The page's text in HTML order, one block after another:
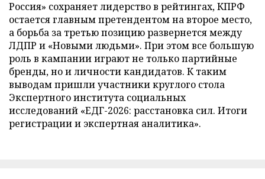
Россия» сохраняет лидерство в рейтингах, КПРФ
остается главным претендентом на второе место,
а борьба за третью позицию развернется между
ЛДПР и «Новыми людьми». При этом все большую
роль в кампании играют не только партийные
бренды, но и личности кандидатов. К таким
выводам пришли участники круглого стола
Экспертного института социальных
исследований «ЕДГ-2026: расстановка сил. Итоги
регистрации и экспертная аналитика».